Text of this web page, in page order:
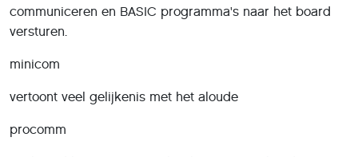
communiceren en BASIC programma's naar het board
versturen.
minicom
vertoont veel gelijkenis met het aloude
procomm